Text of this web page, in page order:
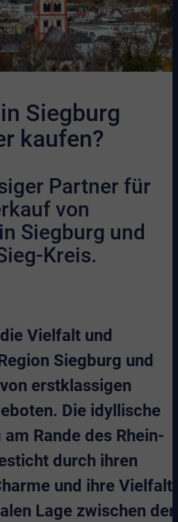
Siegburg
kaufen?
Partner für
von
Siegburg und
Kreis.
Vielfalt und
Siegburg und
erstklassigen
Die idyllische
Rande des Rhein-
durch ihren
und ihre Vielfalt.
Lage zwischen der